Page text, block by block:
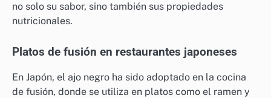
no solo su sabor, sino también sus propiedades
nutricionales.
Platos de fusión en restaurantes japoneses
En Japón, el ajo negro ha sido adoptado en la cocina
de fusión, donde se utiliza en platos como el ramen y